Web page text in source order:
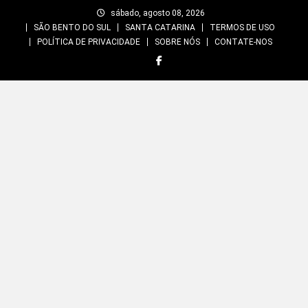
sábado, agosto 08, 2026
SÃO BENTO DO SUL
SANTA CATARINA
TERMOS DE USO
POLÍTICA DE PRIVACIDADE
SOBRE NÓS CONTATE-NOS